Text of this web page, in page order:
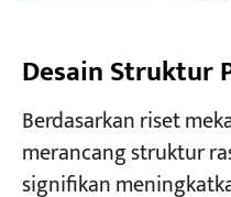
Desain Struktur
Berdasarkan riset
merancang struktur
signifikan